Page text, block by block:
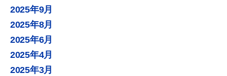
2025年9月
2025年8月
2025年6月
2025年4月
2025年3月